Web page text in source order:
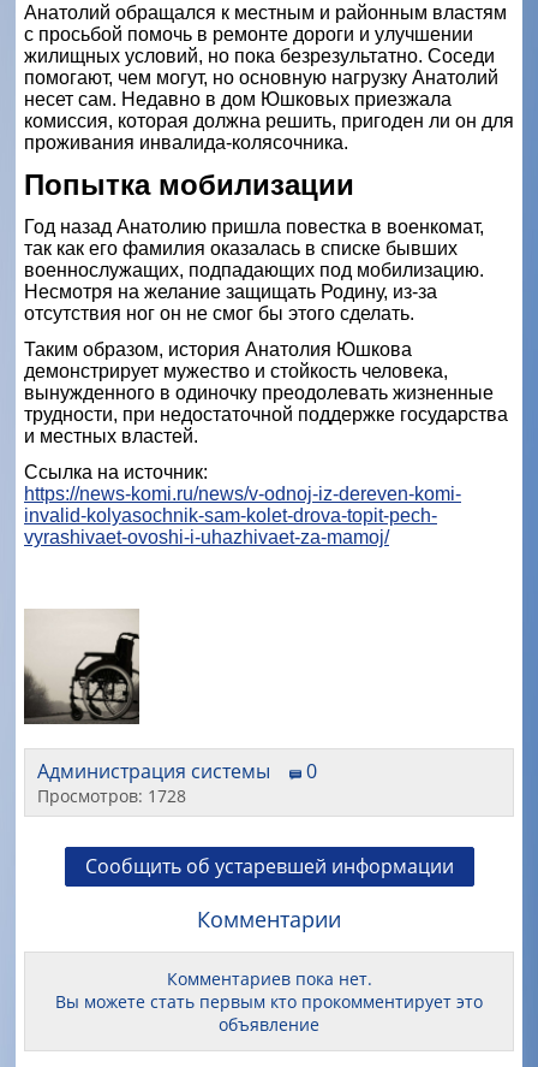
Анатолий обращался к местным и районным властям
с просьбой помочь в ремонте дороги и улучшении
жилищных условий, но пока безрезультатно. Соседи
помогают, чем могут, но основную нагрузку Анатолий
несет сам. Недавно в дом Юшковых приезжала
комиссия, которая должна решить, пригоден ли он для
проживания инвалида-колясочника.
Попытка мобилизации
Год назад Анатолию пришла повестка в военкомат,
так как его фамилия оказалась в списке бывших
военнослужащих, подпадающих под мобилизацию.
Несмотря на желание защищать Родину, из-за
отсутствия ног он не смог бы этого сделать.
Таким образом, история Анатолия Юшкова
демонстрирует мужество и стойкость человека,
вынужденного в одиночку преодолевать жизненные
трудности, при недостаточной поддержке государства
и местных властей.
Ссылка на источник:
https://news-komi.ru/news/v-odnoj-iz-dereven-komi-
invalid-kolyasochnik-sam-kolet-drova-topit-pech-
vyrashivaet-ovoshi-i-uhazhivaet-za-mamoj/
Администрация системы 0
Просмотров: 1728
Сообщить об устаревшей информации
Комментарии
Комментариев пока нет.
Вы можете стать первым кто прокомментирует это
объявление